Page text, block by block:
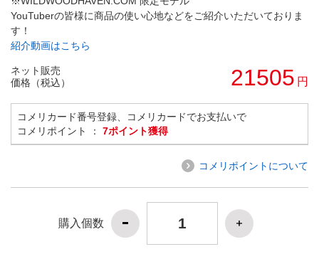
YouTuberの皆様に商品の使い心地などをご紹介いただいておりま
す！
紹介動画はこちら
ネット販売
価格（税込）
21505 円
コメリカード番号登録、コメリカードでお支払いで
コメリポイント ： 7ポイント獲得
コメリポイントについて
購入個数